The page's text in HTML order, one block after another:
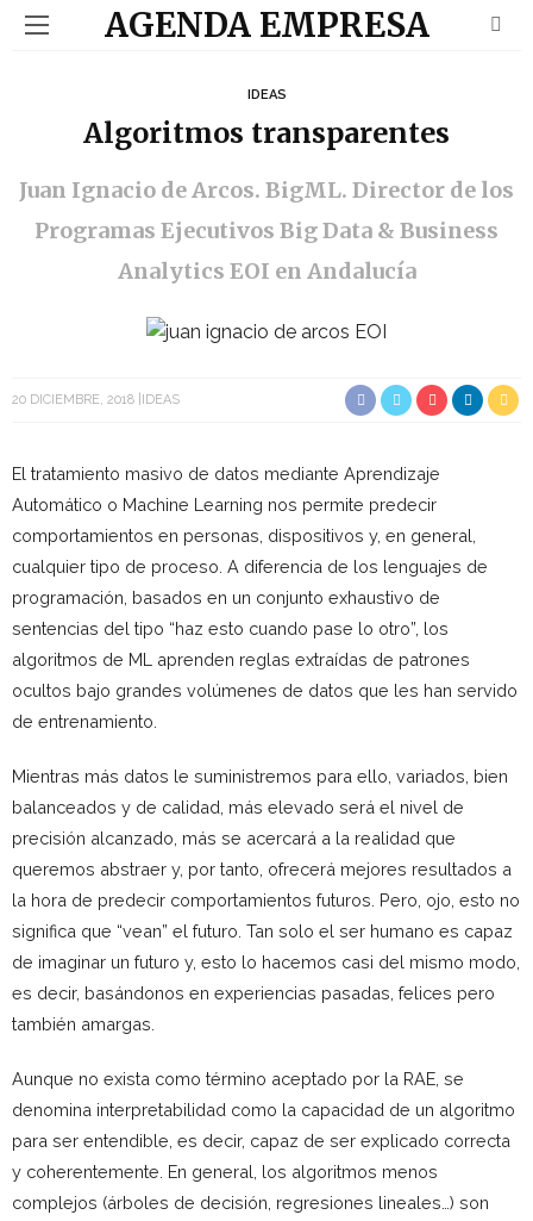
AGENDA EMPRESA
IDEAS
Algoritmos transparentes
Juan Ignacio de Arcos. BigML. Director de los
Programas Ejecutivos Big Data & Business
Analytics EOI en Andalucía
20 DICIEMBRE, 2018 IDEAS
El tratamiento masivo de datos mediante Aprendizaje
Automático o Machine Learning nos permite predecir
comportamientos en personas, dispositivos y, en general,
cualquier tipo de proceso. A diferencia de los lenguajes de
programación, basados en un conjunto exhaustivo de
sentencias del tipo “haz esto cuando pase lo otro”, los
algoritmos de ML aprenden reglas extraídas de patrones
ocultos bajo grandes volúmenes de datos que les han servido
de entrenamiento.
Mientras más datos le suministremos para ello, variados, bien
balanceados y de calidad, más elevado será el nivel de
precisión alcanzado, más se acercará a la realidad que
queremos abstraer y, por tanto, ofrecerá mejores resultados a
la hora de predecir comportamientos futuros. Pero, ojo, esto no
significa que “vean” el futuro. Tan solo el ser humano es capaz
de imaginar un futuro y, esto lo hacemos casi del mismo modo,
es decir, basándonos en experiencias pasadas, felices pero
también amargas.
Aunque no exista como término aceptado por la RAE, se
denomina interpretabilidad como la capacidad de un algoritmo
para ser entendible, es decir, capaz de ser explicado correcta
y coherentemente. En general, los algoritmos menos
complejos (árboles de decisión, regresiones lineales…) son